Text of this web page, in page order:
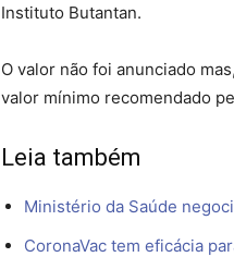
Instituto Butantan.
O valor não foi anunciado
valor mínimo recomendado
Leia também
Ministério da Saúde
CoronaVac tem eficácia